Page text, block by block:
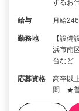
するお
給与 月給
勤務地
【設備
浜市南
台など
応募資格
高卒以
問 ★普